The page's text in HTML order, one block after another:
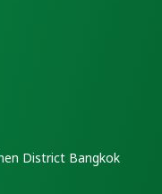
District Bangkok